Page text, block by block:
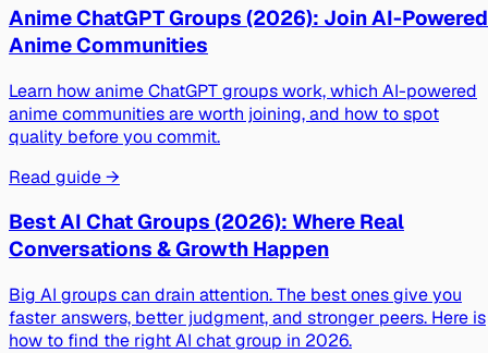
Anime ChatGPT Groups (2026): Join AI-Powered
Anime Communities
Learn how anime ChatGPT groups work, which AI-powered
anime communities are worth joining, and how to spot
quality before you commit.
Read guide →
Best AI Chat Groups (2026): Where Real
Conversations & Growth Happen
Big AI groups can drain attention. The best ones give you
faster answers, better judgment, and stronger peers. Here is
how to find the right AI chat group in 2026.